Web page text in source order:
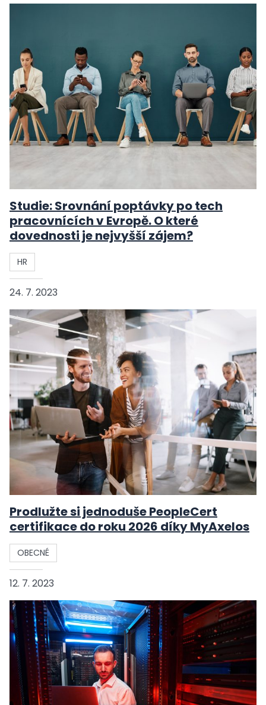
Studie: Srovnání poptávky po tech
pracovnících v Evropě. O které
dovednosti je nejvyšší zájem?
HR
24. 7. 2023
Prodlužte si jednoduše PeopleCert
certifikace do roku 2026 díky MyAxelos
OBECNÉ
12. 7. 2023